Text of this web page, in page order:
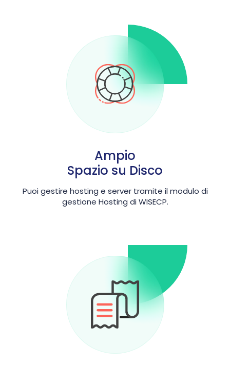
Ampio
Spazio su Disco
Puoi gestire hosting e server tramite il modulo di
gestione Hosting di WISECP.